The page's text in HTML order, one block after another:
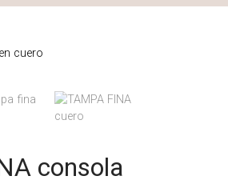
consola